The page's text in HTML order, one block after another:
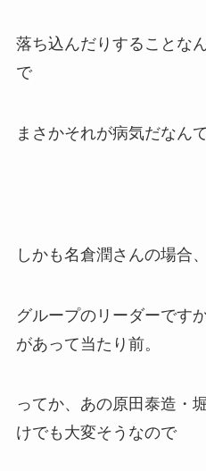
落ち込んだりすることな
で
まさかそれが病気だなん
しかも名倉潤さんの場合、
グループのリーダーです
があって当たり前。
ってか、あの原田泰造・
けでも大変そうなので